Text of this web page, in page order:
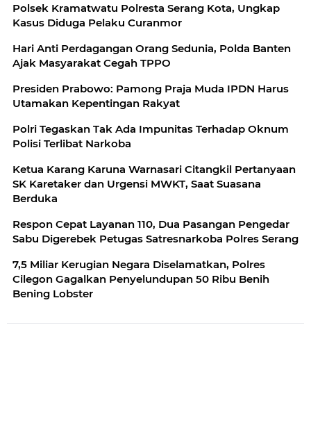
Polsek Kramatwatu Polresta Serang Kota, Ungkap
Kasus Diduga Pelaku Curanmor
Hari Anti Perdagangan Orang Sedunia, Polda Banten
Ajak Masyarakat Cegah TPPO
Presiden Prabowo: Pamong Praja Muda IPDN Harus
Utamakan Kepentingan Rakyat
Polri Tegaskan Tak Ada Impunitas Terhadap Oknum
Polisi Terlibat Narkoba
Ketua Karang Karuna Warnasari Citangkil Pertanyaan
SK Karetaker dan Urgensi MWKT, Saat Suasana
Berduka
Respon Cepat Layanan 110, Dua Pasangan Pengedar
Sabu Digerebek Petugas Satresnarkoba Polres Serang
7,5 Miliar Kerugian Negara Diselamatkan, Polres
Cilegon Gagalkan Penyelundupan 50 Ribu Benih
Bening Lobster